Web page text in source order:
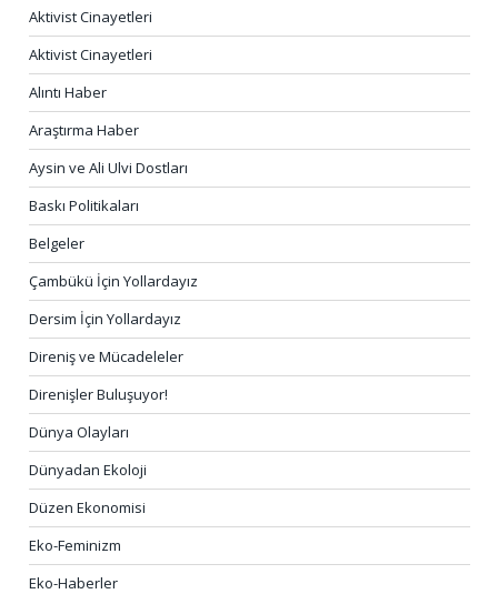
Aktivist Cinayetleri
Aktivist Cinayetleri
Alıntı Haber
Araştırma Haber
Aysin ve Ali Ulvi Dostları
Baskı Politikaları
Belgeler
Çambükü İçin Yollardayız
Dersim İçin Yollardayız
Direniş ve Mücadeleler
Direnişler Buluşuyor!
Dünya Olayları
Dünyadan Ekoloji
Düzen Ekonomisi
Eko-Feminizm
Eko-Haberler